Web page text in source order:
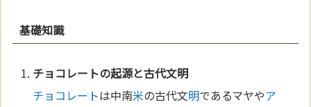
基礎知識
チョコレートの起源と古代文明
チョコレートは中南米の古代文明であるマヤやア